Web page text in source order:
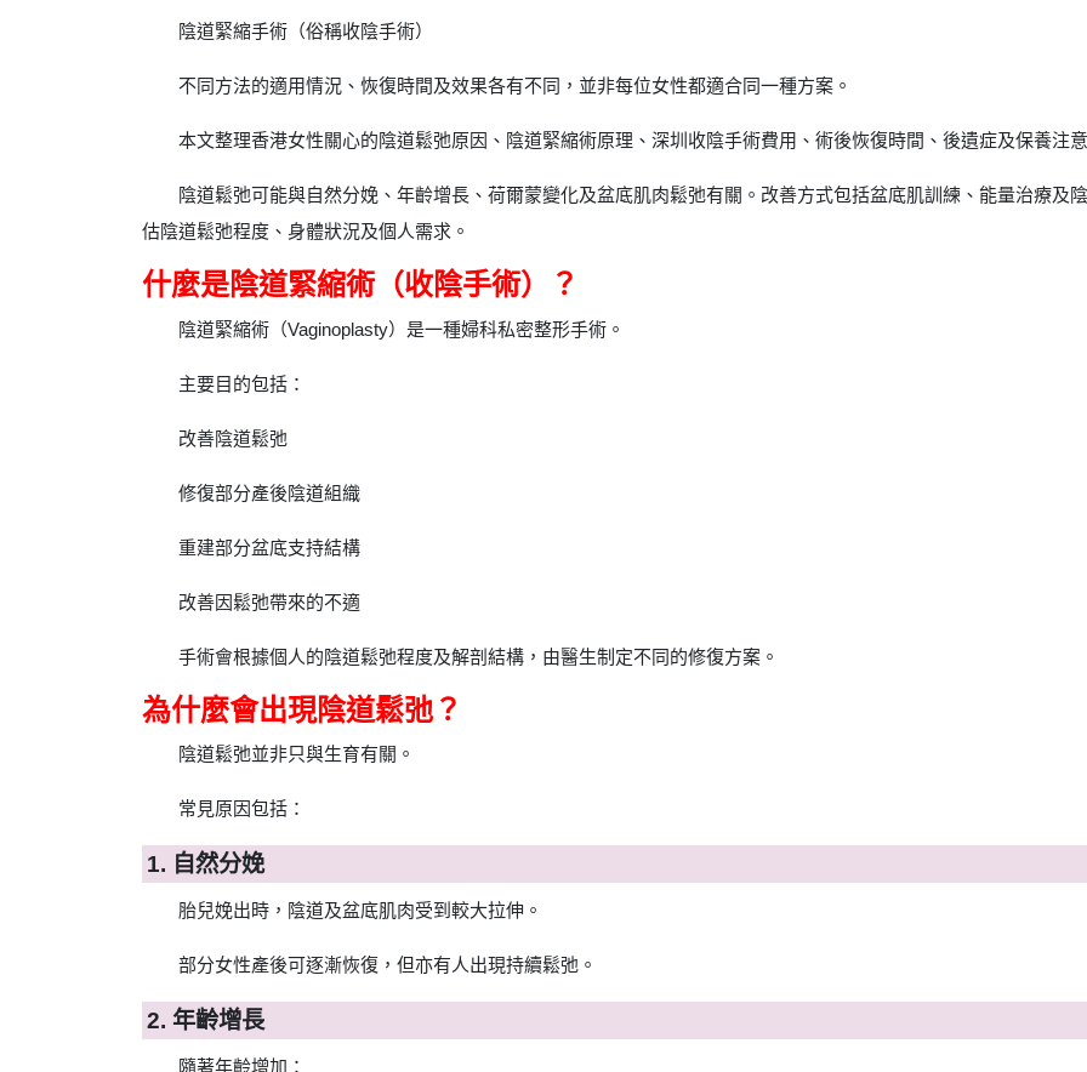
陰道緊縮手術（俗稱收陰手術）
不同方法的適用情況、恢復時間及效果各有不同，並非每位女性都適合同一種方案。
本文整理香港女性關心的陰道鬆弛原因、陰道緊縮術原理、深圳收陰手術費用、術後恢復時間、後遺症及保養注
陰道鬆弛可能與自然分娩、年齡增長、荷爾蒙變化及盆底肌肉鬆弛有關。改善方式包括盆底肌訓練、能量治療及
估陰道鬆弛程度、身體狀況及個人需求。
什麼是陰道緊縮術（收陰手術）？
陰道緊縮術（Vaginoplasty）是一種婦科私密整形手術。
主要目的包括：
改善陰道鬆弛
修復部分產後陰道組織
重建部分盆底支持結構
改善因鬆弛帶來的不適
手術會根據個人的陰道鬆弛程度及解剖結構，由醫生制定不同的修復方案。
為什麼會出現陰道鬆弛？
陰道鬆弛並非只與生育有關。
常見原因包括：
1. 自然分娩
胎兒娩出時，陰道及盆底肌肉受到較大拉伸。
部分女性產後可逐漸恢復，但亦有人出現持續鬆弛。
2. 年齡增長
隨著年齡增加：